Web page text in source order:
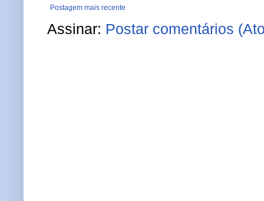
Postagem mais recente
Assinar: Postar comentários